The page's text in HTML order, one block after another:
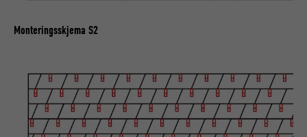
Monteringsskjema S2